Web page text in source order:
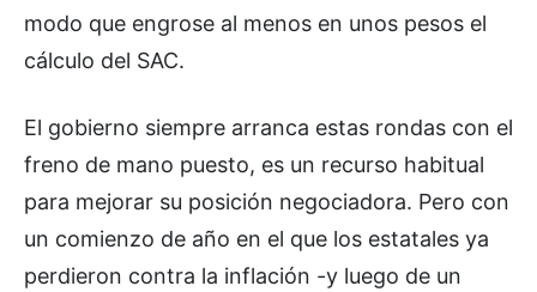
modo que engrose al menos en unos pesos el
cálculo del SAC.
El gobierno siempre arranca estas rondas con el
freno de mano puesto, es un recurso habitual
para mejorar su posición negociadora. Pero con
un comienzo de año en el que los estatales ya
perdieron contra la inflación -y luego de un